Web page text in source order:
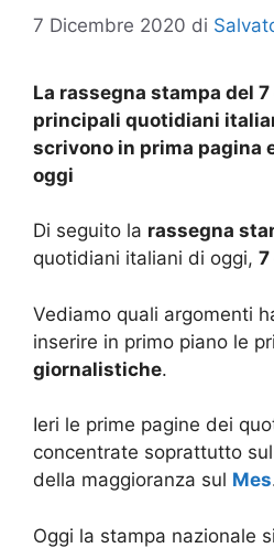
7 Dicembre 2020 di
La rassegna stampa del
principali quotidiani
scrivono in prima pagina
oggi
Di seguito la rassegna
quotidiani italiani di oggi, 7
Vediamo quali argomenti
inserire in primo piano le
giornalistiche.
Ieri le prime pagine dei
concentrate soprattutto
della maggioranza sul Mes
Oggi la stampa nazionale